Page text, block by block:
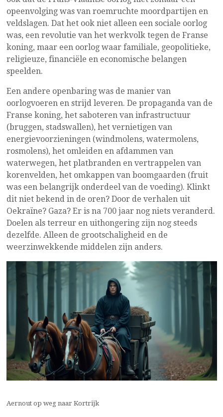
opeenvolging was van roemruchte moordpartijen en
veldslagen. Dat het ook niet alleen een sociale oorlog
was, een revolutie van het werkvolk tegen de Franse
koning, maar een oorlog waar familiale, geopolitieke,
religieuze, financiële en economische belangen
speelden.
Een andere openbaring was de manier van
oorlogvoeren en strijd leveren. De propaganda van de
Franse koning, het saboteren van infrastructuur
(bruggen, stadswallen), het vernietigen van
energievoorzieningen (windmolens, watermolens,
rosmolens), het omleiden en afdammen van
waterwegen, het platbranden en vertrappelen van
korenvelden, het omkappen van boomgaarden (fruit
was een belangrijk onderdeel van de voeding). Klinkt
dit niet bekend in de oren? Door de verhalen uit
Oekraïne? Gaza? Er is na 700 jaar nog niets veranderd.
Doelen als terreur en uithongering zijn nog steeds
dezelfde. Alleen de grootschaligheid en de
weerzinwekkende middelen zijn anders.
Aernout op weg naar Kortrijk